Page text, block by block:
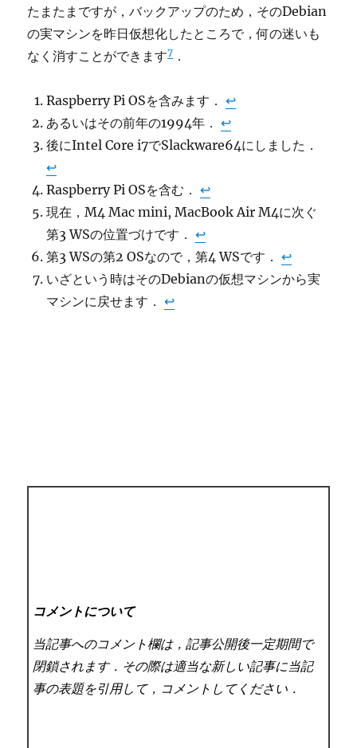
たまたまですが，バックアップのため，そのDebian
の実マシンを昨日仮想化したところで，何の迷いも
なく消すことができます7 ．
Raspberry Pi OSを含みます．↩︎
あるいはその前年の1994年．↩︎
後にIntel Core i7でSlackware64にしました．
↩︎
Raspberry Pi OSを含む．↩︎
現在，M4 Mac mini, MacBook Air M4に次ぐ
第3 WSの位置づけです．↩︎
第3 WSの第2 OSなので，第4 WSです．↩︎
いざという時はそのDebianの仮想マシンから実
マシンに戻せます．↩︎
コメントについて
当記事へのコメント欄は，記事公開後一定期間で
閉鎖されます．その際は適当な新しい記事に当記
事の表題を引用して，コメントしてください．